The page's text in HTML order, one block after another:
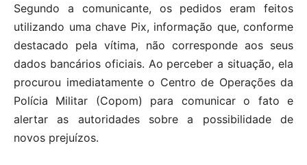
Segundo a comunicante, os pedidos eram feitos
utilizando uma chave Pix, informação que, conforme
destacado pela vítima, não corresponde aos seus
dados bancários oficiais. Ao perceber a situação, ela
procurou imediatamente o Centro de Operações da
Polícia Militar (Copom) para comunicar o fato e
alertar as autoridades sobre a possibilidade de
novos prejuízos.